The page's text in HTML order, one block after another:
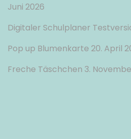
Juni 2026
Digitaler Schulplaner
Pop up Blumenkarte 20. April
Freche Täschchen 3.